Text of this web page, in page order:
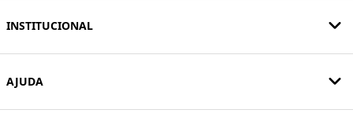
INSTITUCIONAL
AJUDA